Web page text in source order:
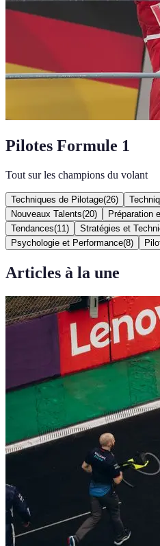
Pilotes Formule 1
Tout sur les champions du volant
Techniques de Pilotage(26)
Nouveaux Talents(20) Préparation
Tendances(11 ) Stratégies et
Psychologie et Performance(8)
Articles à la une